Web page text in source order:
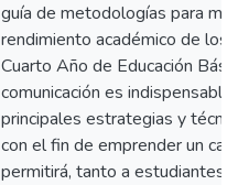
guía de metodologías para
rendimiento académico de los
Cuarto Año de Educación
comunicación es
principales estrategias y
con el fin de emprender un
permitirá, tanto a estudiantes